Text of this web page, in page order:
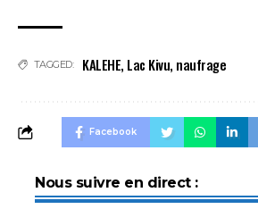
TAGGED: KALEHE, Lac Kivu, naufrage
Facebook
Nous suivre en direct :